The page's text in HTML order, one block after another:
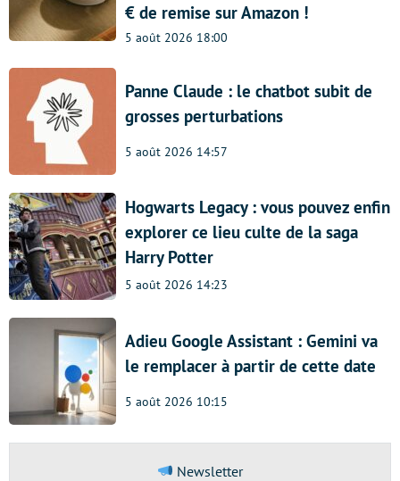
€ de remise sur Amazon !
5 août 2026 18:00
Panne Claude : le chatbot subit de
grosses perturbations
5 août 2026 14:57
Hogwarts Legacy : vous pouvez enfin
explorer ce lieu culte de la saga
Harry Potter
5 août 2026 14:23
Adieu Google Assistant : Gemini va
le remplacer à partir de cette date
5 août 2026 10:15
Newsletter